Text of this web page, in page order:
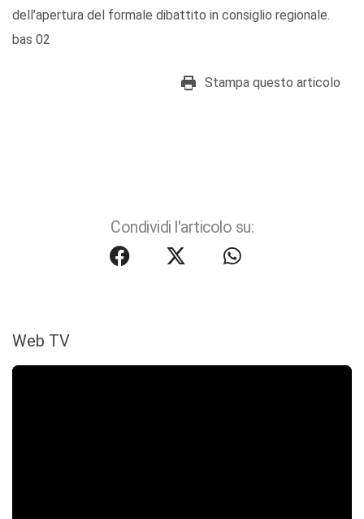
dell’apertura del formale dibattito in consiglio regionale.
bas 02
Stampa questo articolo
Condividi l'articolo su:
Web TV